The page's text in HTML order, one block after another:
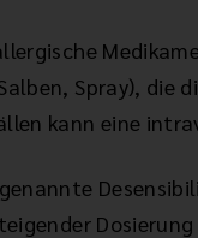
Spray), die
kann eine